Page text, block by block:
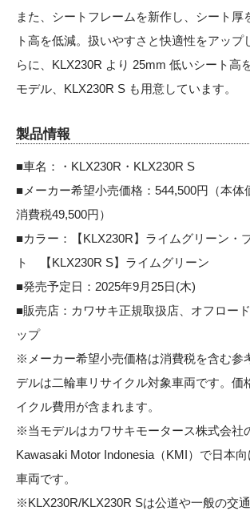
また、シートフレームを新作し、シート厚
ト高を低減。扱いやすさと快適性をアップ
らに、KLX230R より 25mm 低いシート高
モデル、KLX230R S も用意しています。
製品情報
■車名：・KLX230R・KLX230R S
■メーカー希望小売価格：544,500円（本体
消費税49,500円）
■カラー：【KLX230R】ライムグリーン・
ト 【KLX230R S】ライムグリーン
■発売予定日：2025年9月25日(木)
■販売店：カワサキ正規取扱店、オフロー
ップ
※メーカー希望小売価格は消費税を含む参
デルは二輪車リサイクル対象車両です。価
イクル費用が含まれます。
※当モデルはカワサキモータース株式会社
Kawasaki Motor Indonesia（KMI）で日本
車両です。
※KLX230R/KLX230R Sは公道や一般の交